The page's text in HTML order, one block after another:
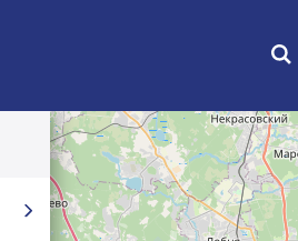
События и новости за 2022 год